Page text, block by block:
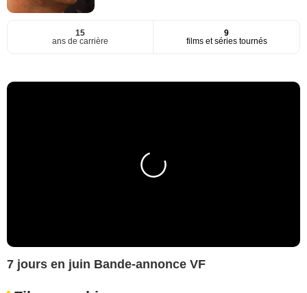
15
ans de carrière
9
films et séries tournés
7 jours en juin Bande-annonce VF